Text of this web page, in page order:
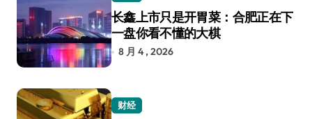
长鑫上市只是开胃菜：合肥正在下
一盘你看不懂的大棋
8 月 4 , 2026
财经